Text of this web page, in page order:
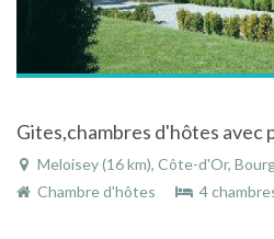
Meloisey (16 km), Côte-d'Or, Bourgogne,
Chambre d'hôtes
4